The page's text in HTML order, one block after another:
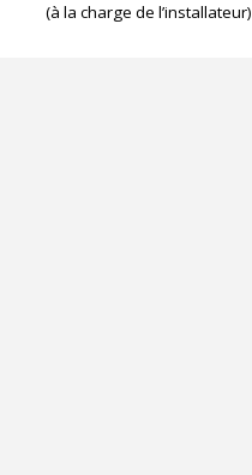
(à la charge de l’installateur)